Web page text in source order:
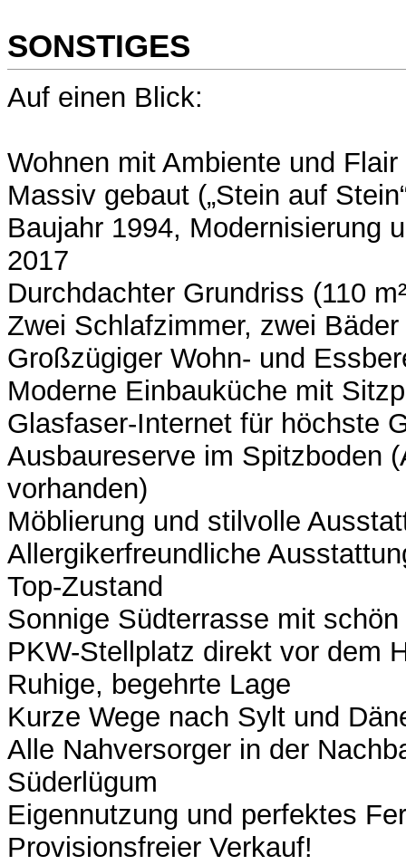
SONSTIGES
Auf einen Blick:
Wohnen mit Ambiente und Flair
Massiv gebaut („Stein auf
Baujahr 1994, Modernisierung
2017
Durchdachter Grundriss (110
Zwei Schlafzimmer, zwei Bäder
Großzügiger Wohn- und
Moderne Einbauküche mit
Glasfaser-Internet für höchste
Ausbaureserve im Spitzboden
vorhanden)
Möblierung und stilvolle
Allergikerfreundliche
Top-Zustand
Sonnige Südterrasse mit
PKW-Stellplatz direkt vor dem
Ruhige, begehrte Lage
Kurze Wege nach Sylt und
Alle Nahversorger in der
Süderlügum
Eigennutzung und perfektes
Provisionsfreier Verkauf!